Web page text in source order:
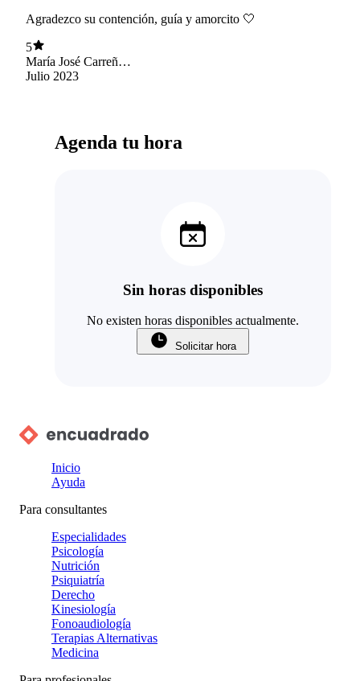
Agradezco su contención, guía y amorcito 🤍
5
María José Carreño
Monzoncillo
Julio 2023
Agenda tu hora
Sin horas disponibles
No existen horas disponibles actualmente.
Solicitar hora
Inicio
Ayuda
Para consultantes
Especialidades
Psicología
Nutrición
Psiquiatría
Derecho
Kinesiología
Fonoaudiología
Terapias Alternativas
Medicina